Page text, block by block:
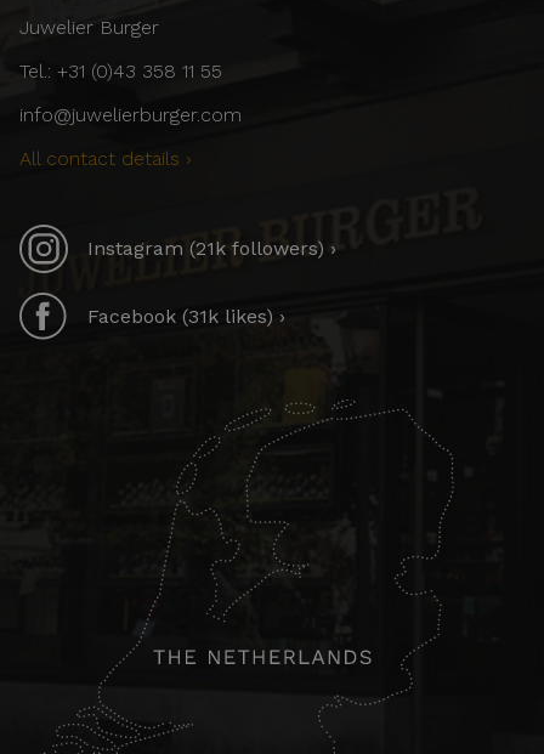
Juwelier Burger
Tel.: +31 (0)43 358 11 55
info@juwelierburger.com
All contact details ›
Instagram (21k followers) ›
Facebook (31k likes) ›